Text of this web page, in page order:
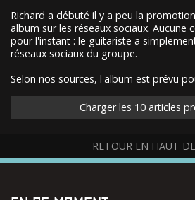
Richard a débuté il y a peu la
album sur les réseaux sociaux. Aucune
pour l'instant : le guitariste a
réseaux sociaux du groupe.
Selon nos sources, l'album est prévu
Charger les 10 articles
RETOUR EN HAUT